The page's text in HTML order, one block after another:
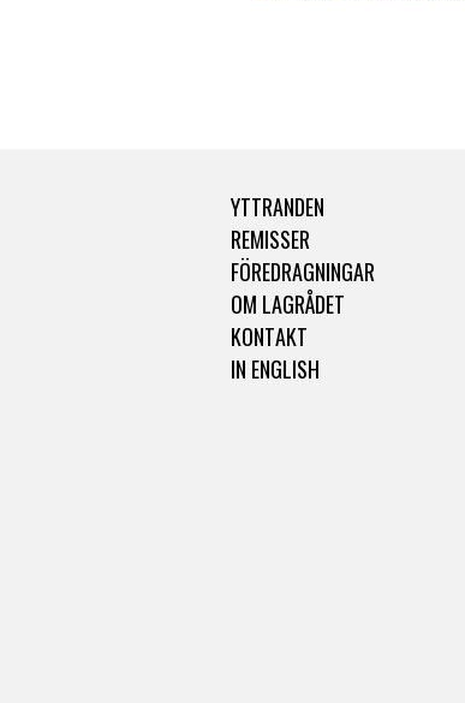
YTTRANDEN
REMISSER
FÖREDRAGNINGAR
OM LAGRÅDET
KONTAKT
IN ENGLISH